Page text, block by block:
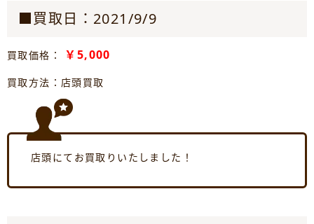
■買取日：2021/9/9
買取価格： ￥5,000
買取方法：店頭買取
店頭にてお買取りいたしました！